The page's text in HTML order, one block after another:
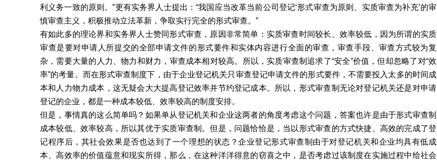
利义务一致的原则。”更有实务界人士提出：“我国应当改革当前公司登记‘形式审查为原则、实质审查为补充’的审
慎审查主义，积极推动立法革新，争取实行完全的形式审查。”
有如此多的理论界和实务界人士赞同形式审查，原因非常简单：实质审查时间较长、效率较低，因为所谓的实质
审查是要对申请人所提交的全部申请文件的形式要件和实体内容进行全面的审查，审查手段、审查方式较为复
杂，需要大量的人力、物力和财力，审查成本相对较高。所以，实质审查制追求了“安全”价值，但却忽略了对“效
率”的考量。而在形式审查制度下，由于企业登记机关只审查登记申请文件的形式要件，不需要投入太多的时间成
本和人力物力成本，这无疑会大大提高登记效率并节约登记成本。所以，形式审查制无论对登记机关还是对申请
登记的企业，都是一种成本较低、效率较高的制度安排。
但是，事情真的这么简单吗？如果单从登记机关和企业这两者的角度考虑这个问题，答案也许是由于形式审查制
成本较低、效率较高，所以其优于实质审查制。但是，问题恰恰是，当以形式审查的方式快捷、高效的完成了登
记程序后，其社会效果是否也达到了一个理想的状态？企业登记形式审查制由于对登记机关和企业均具有低成
本、高效率的价值蕴意和现实所得，那么，在这种洋洋得意的窃喜之中，是否考虑过该制度在实施过程中给社会